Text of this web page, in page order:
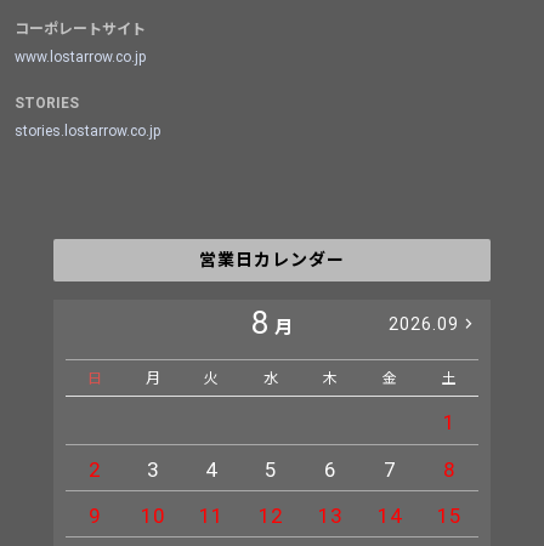
コーポレートサイト
www.lostarrow.co.jp
STORIES
stories.lostarrow.co.jp
営業日カレンダー
8 月 2026.09
日 月 火 水 木 金 土
1
2
3 4 5 6 7
8
9
10 11 12 13 14
15